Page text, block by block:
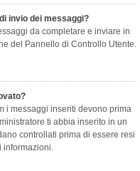
invio dei messaggi?
da completare e inviare in
del Pannello di Controllo Utente.
i messaggi inseriti devono prima
ti abbia inserito in un
controllati prima di essere resi
informazioni.